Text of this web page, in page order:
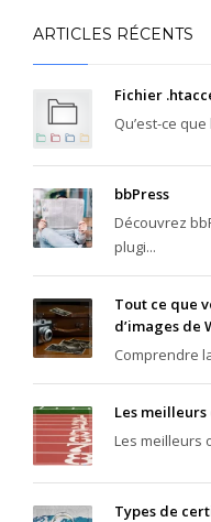
ARTICLES RÉCENTS
Fichier
Qu’est-ce
bbPress
Découvrez
plugi...
Tout ce que
d’images de
Comprendre
Les
Les meilleurs
Types de